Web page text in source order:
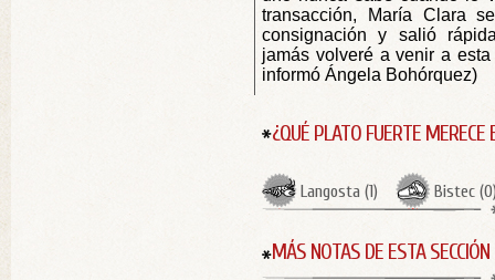
transacción, María Clara
consignación y salió
jamás volveré a venir a esta
informó Ángela Bohórquez)
¿QUÉ PLATO FUERTE MERECE
Langosta (1) Bistec (0
MÁS NOTAS DE ESTA SECCIÓN